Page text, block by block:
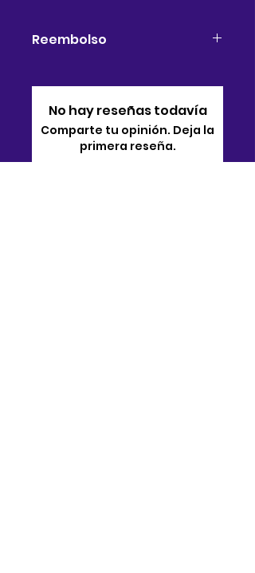
Reembolso
parcial de las cajas dañadas
sin abrir. Se requiere una
fotografía del daño.
Envíeme un correo
No hay reseñas todavía
Comparte tu opinión. Deja la
primera reseña.